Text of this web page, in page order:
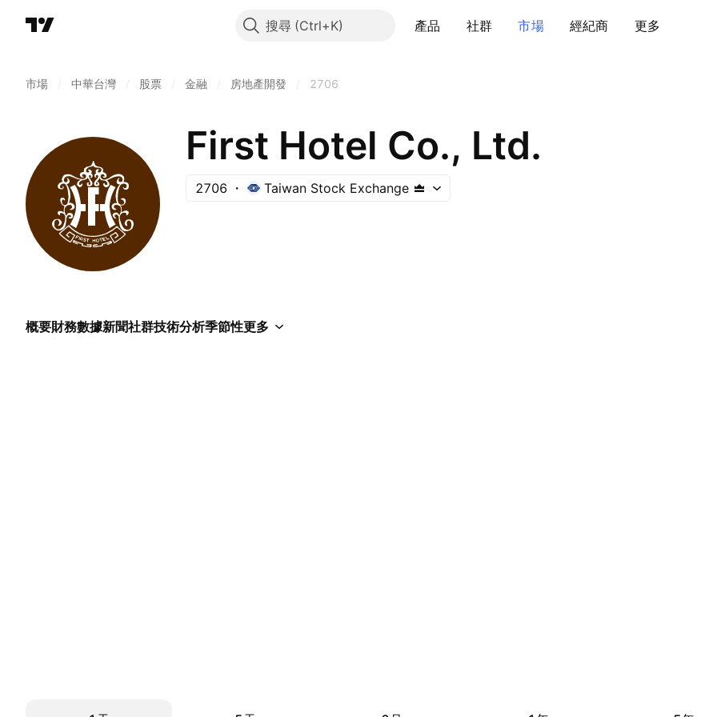
搜尋 產品 社群 市場 經紀商 更多
市場 中華台灣 股票 金融 房地產開發 2706
First Hotel Co., Ltd.
2706 Taiwan Stock Exchange
概要財務數據新聞社群技術分析季節性更多